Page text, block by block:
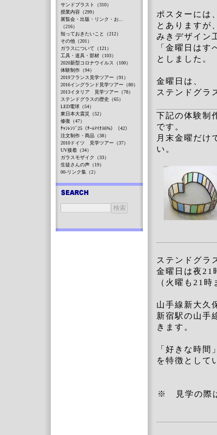
ポスターには
とありますが
みきデザイン
「金曜日は
としま
金曜日は、
ステンドグラ
下記の体験制
です。
月末金曜だけ
い。
ステンドグ
金曜日は夜21
（火曜も21
山手線新大久
新宿駅の山
きます。
「好きな時
を特徴として
※ 見学の際
サンドブラスト（310）
授業内容（299）
展覧会・出版・リンク・お...
（216）
知っておきたいこと（212）
その他（201）
ガラスについて（121）
工具・道具・部材（103）
2020新型コロナウイルス（100）
体験制作（94）
2019フランス見学ツアー（91）
2016イングランド見学ツアー（80）
2013イタリア 見学ツアー（78）
ステンドグラスの歴史（65）
LED電球（54）
東日本大震災（52）
修復（47）
ﾁｬﾝﾚﾝｼﾞ25（ﾁｰﾑﾏｲﾅｽ6%）（42）
注文制作・商品（38）
2010ドイツ 見学ツアー（37）
UV接着（34）
ガラスモザイク（33）
生徒さんの声（19）
00-リンク集（2）